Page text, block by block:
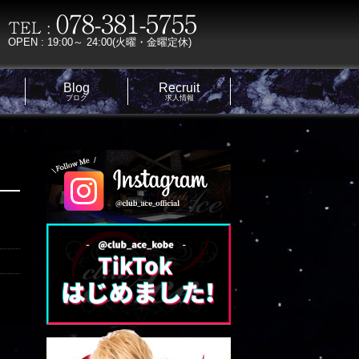
OPEN : 19:00～ 24:00(火曜・金曜定休)
Blog
ブログ
Recruit
求人情報